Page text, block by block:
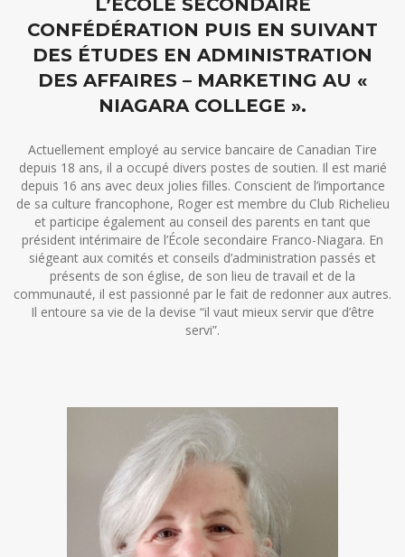
L’ÉCOLE SECONDAIRE
CONFÉDÉRATION PUIS EN SUIVANT
DES ÉTUDES EN ADMINISTRATION
DES AFFAIRES – MARKETING AU «
NIAGARA COLLEGE ».
Actuellement employé au service bancaire de Canadian Tire
depuis 18 ans, il a occupé divers postes de soutien. Il est marié
depuis 16 ans avec deux jolies filles. Conscient de l’importance
de sa culture francophone, Roger est membre du Club Richelieu
et participe également au conseil des parents en tant que
président intérimaire de l’École secondaire Franco-Niagara. En
siégeant aux comités et conseils d’administration passés et
présents de son église, de son lieu de travail et de la
communauté, il est passionné par le fait de redonner aux autres.
Il entoure sa vie de la devise “il vaut mieux servir que d’être
servi”.